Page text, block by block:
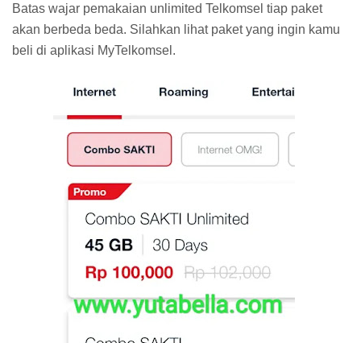
Batas wajar pemakaian unlimited Telkomsel tiap paket
akan berbeda beda. Silahkan lihat paket yang ingin kamu
beli di aplikasi MyTelkomsel.